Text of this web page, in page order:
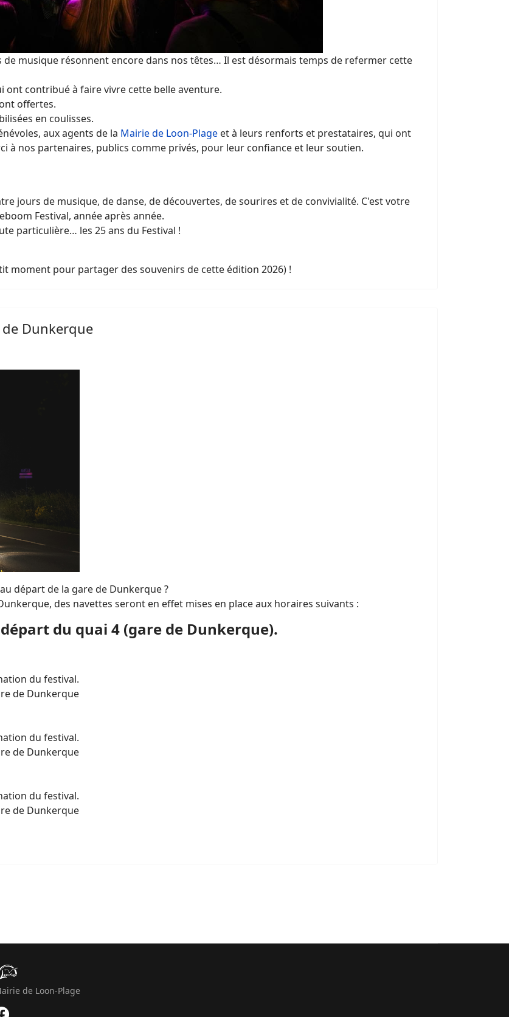
de musique résonnent encore dans nos têtes… Il est désormais temps de refermer cette
ont contribué à faire vivre cette belle aventure.
offertes.
en coulisses.
aux agents de la Mairie de Loon-Plage et à leurs renforts et prestataires, qui ont
à nos partenaires, publics comme privés, pour leur confiance et leur soutien.
jours de musique, de danse, de découvertes, de sourires et de convivialité. C'est votre
Festival, année après année.
particulière… les 25 ans du Festival !
moment pour partager des souvenirs de cette édition 2026) !
de Dunkerque
départ de la gare de Dunkerque ?
des navettes seront en effet mises en place aux horaires suivants :
du quai 4 (gare de Dunkerque).
du festival.
de Dunkerque
du festival.
de Dunkerque
du festival.
de Dunkerque
de Loon-Plage